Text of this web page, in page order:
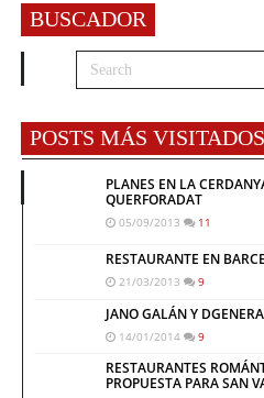
BUSCADOR
POSTS MÁS VISITADOS
PLANES EN LA
QUERFORADAT
05/09/2013 11
RESTAURANTE EN
21/03/2013 9
JANO GALÁN Y
14/01/2014 9
RESTAURANTES
PROPUESTA PARA SAN